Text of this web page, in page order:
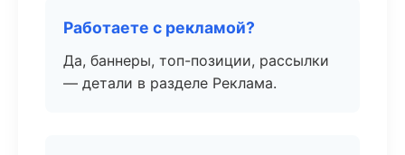
Работаете с рекламой?
Да, баннеры, топ-позиции, рассылки
— детали в разделе Реклама.